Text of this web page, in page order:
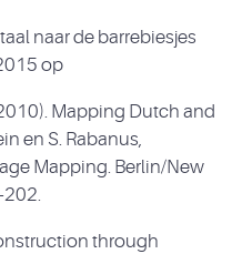
naar de barrebiesjes
op
Mapping Dutch and
en S. Rabanus,
Mapping. Berlin/New
202.
through